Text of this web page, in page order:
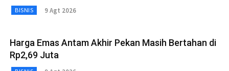
BISNIS 9 Agt 2026
Harga Emas Antam Akhir Pekan Masih Bertahan di
Rp2,69 Juta